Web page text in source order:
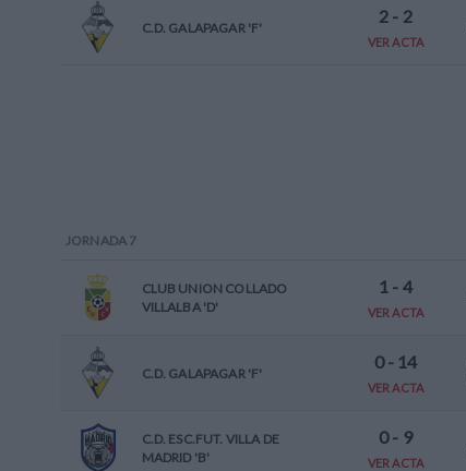
C.D. GALAPAGAR 'F'
2 - 2
VER ACTA
JORNADA 7
CLUB UNION COLLADO
VILLALBA 'D'
1 - 4
VER ACTA
C.D. GALAPAGAR 'F'
0- 14
VER ACTA
C.D. ESC.FUT. VILLA DE
MADRID 'B'
0- 9
VER ACTA